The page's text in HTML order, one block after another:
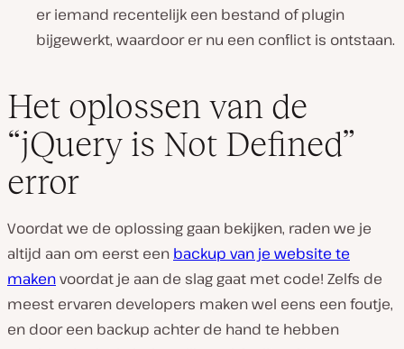
er iemand recentelijk een bestand of plugin
bijgewerkt, waardoor er nu een conflict is ontstaan.
Het oplossen van de
“jQuery is Not Defined”
error
Voordat we de oplossing gaan bekijken, raden we je
altijd aan om eerst een backup van je website te
makenvoordat je aan de slag gaat met code! Zelfs de
meest ervaren developers maken wel eens een foutje,
en door een backup achter de hand te hebben